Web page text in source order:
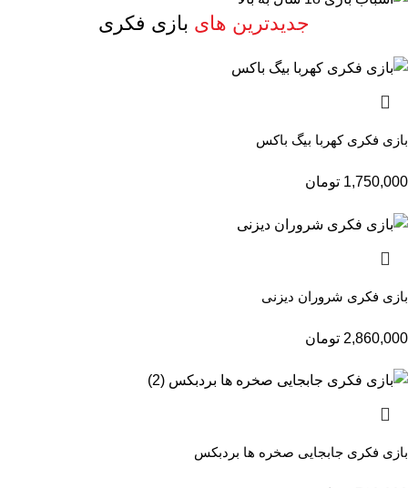
جدیدترین های بازی فکری
بازی فکری کهربا بیگ باکس
1,750,000 تومان
بازی فکری شروران دیزنی
2,860,000 تومان
بازی فکری جابجایی صخره ها بردبکس